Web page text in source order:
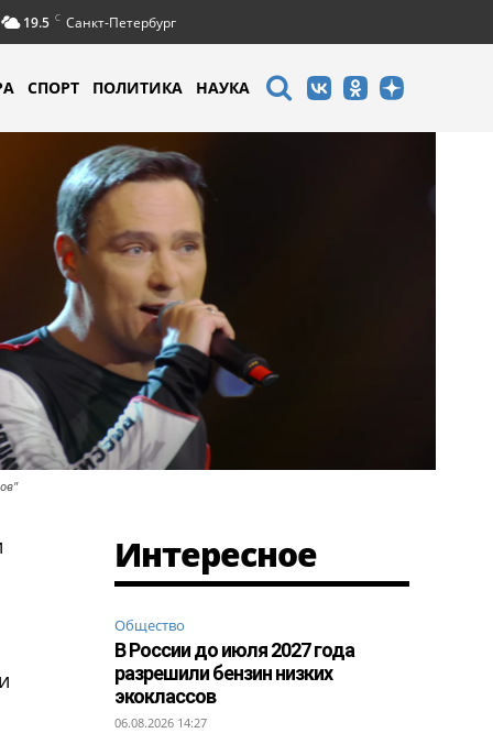
19.5 C Санкт-Петербург
СПОРТ ПОЛИТИКА НАУКА
Интересное
Общество
В России до июля 2027 года
разрешили бензин низких
экоклассов
06.08.2026 14:27